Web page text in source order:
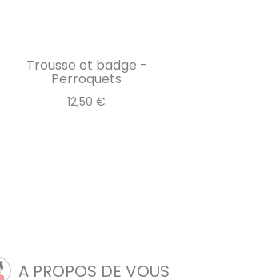
Trousse et badge -
Perroquets
12,50 €
A PROPOS DE VOUS